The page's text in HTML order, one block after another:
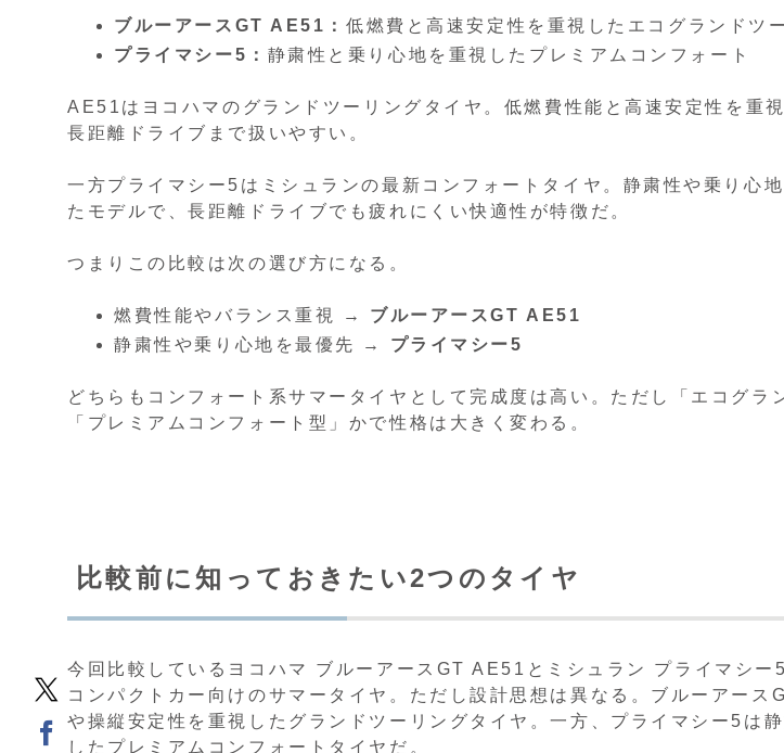
ブルーアースGT AE51：低燃費と高速安定性を重視したエコグランドツ
プライマシー5： 静粛性と乗り心地を重視したプレミアムコンフォート
AE51はヨコハマのグランドツーリングタイヤ。低燃費性能と高速安定性を重
長距離ドライブまで扱いやすい。
一方プライマシー5はミシュランの最新コンフォートタイヤ。静粛性や乗り心
たモデルで、長距離ドライブでも疲れにくい快適性が特徴だ。
つまりこの比較は次の選び方になる。
燃費性能やバランス重視 → ブルーアースGT AE51
静粛性や乗り心地を最優先 → プライマシー5
どちらもコンフォート系サマータイヤとして完成度は高い。ただし「エコグラ
「プレミアムコンフォート型」かで性格は大きく変わる。
比較前に知っておきたい2つのタイヤ
今回比較しているヨコハマ ブルーアースGT AE51とミシュラン プライマシー
コンパクトカー向けのサマータイヤ。ただし設計思想は異なる。ブルーアース
や操縦安定性を重視したグランドツーリングタイヤ。一方、プライマシー5は
したプレミアムコンフォートタイヤだ。